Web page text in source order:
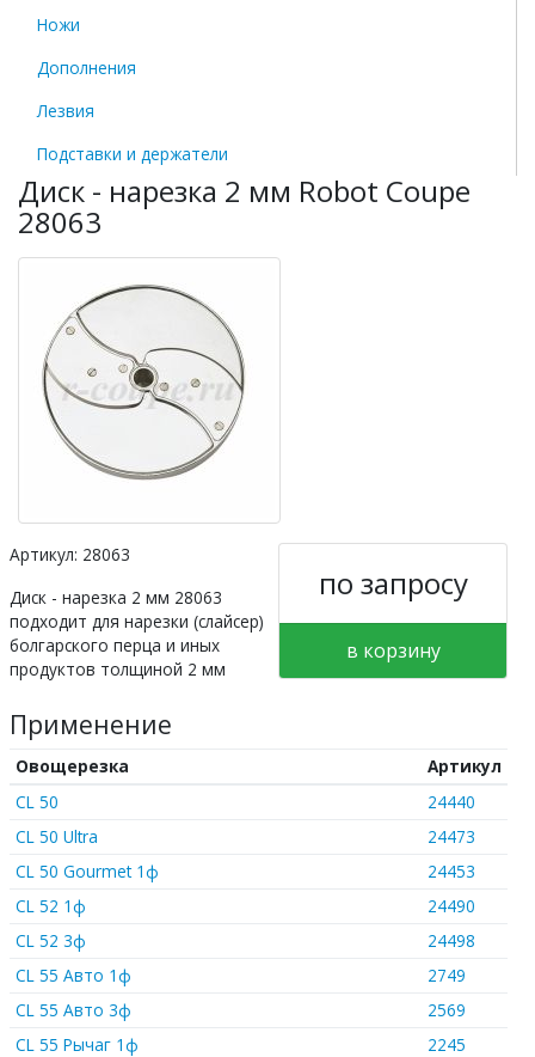
Ножи
Дополнения
Лезвия
Подставки и держатели
Диск - нарезка 2 мм Robot Coupe
28063
по запросу
в корзину
Артикул: 28063
Диск - нарезка 2 мм 28063
подходит для нарезки (слайсер)
болгарского перца и иных
продуктов толщиной 2 мм
Применение
Овощерезка
Артикул
CL 50
24440
CL 50 Ultra
24473
CL 50 Gourmet 1ф
24453
CL 52 1ф
24490
CL 52 3ф
24498
CL 55 Авто 1ф
2749
CL 55 Авто 3ф
2569
CL 55 Рычаг 1ф
2245